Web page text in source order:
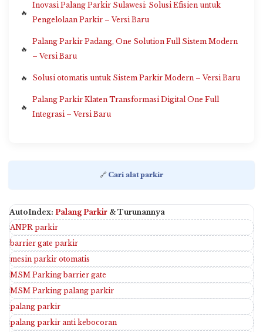
Inovasi Palang Parkir Sulawesi: Solusi Efisien untuk
Pengelolaan Parkir – Versi Baru
Palang Parkir Padang, One Solution Full Sistem Modern
– Versi Baru
Solusi otomatis untuk Sistem Parkir Modern – Versi Baru
Palang Parkir Klaten Transformasi Digital One Full
Integrasi – Versi Baru
🔗 Cari alat parkir
AutoIndex: Palang Parkir & Turunannya
ANPR parkir
barrier gate parkir
mesin parkir otomatis
MSM Parking barrier gate
MSM Parking palang parkir
palang parkir
palang parkir anti kebocoran